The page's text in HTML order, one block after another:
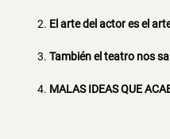
El arte del actor es el
También el teatro nos
MALAS IDEAS QUE